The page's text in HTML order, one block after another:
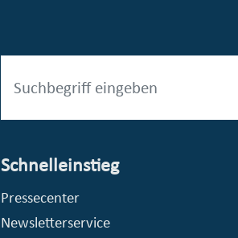
Schnelleinstieg
Pressecenter
Newsletterservice
© Stadt Essen